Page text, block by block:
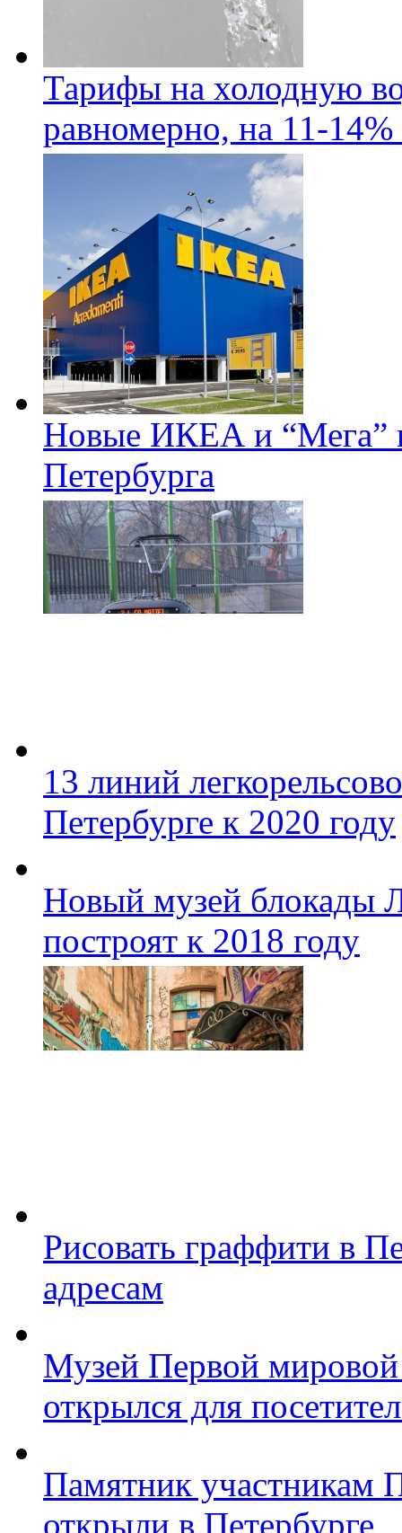
Тарифы на холодную
равномерно, на 11-14%
Новые ИКЕА и “Мега”
Петербурга
13 линий
Петербурге к 2020 году
Новый музей блокады
построят к 2018 году
Рисовать граффити в
адресам
Музей Первой
открылся для
Памятник участникам
открыли в Петербурге